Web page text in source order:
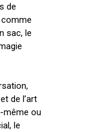
de
sac, le
de l’art
même ou
le